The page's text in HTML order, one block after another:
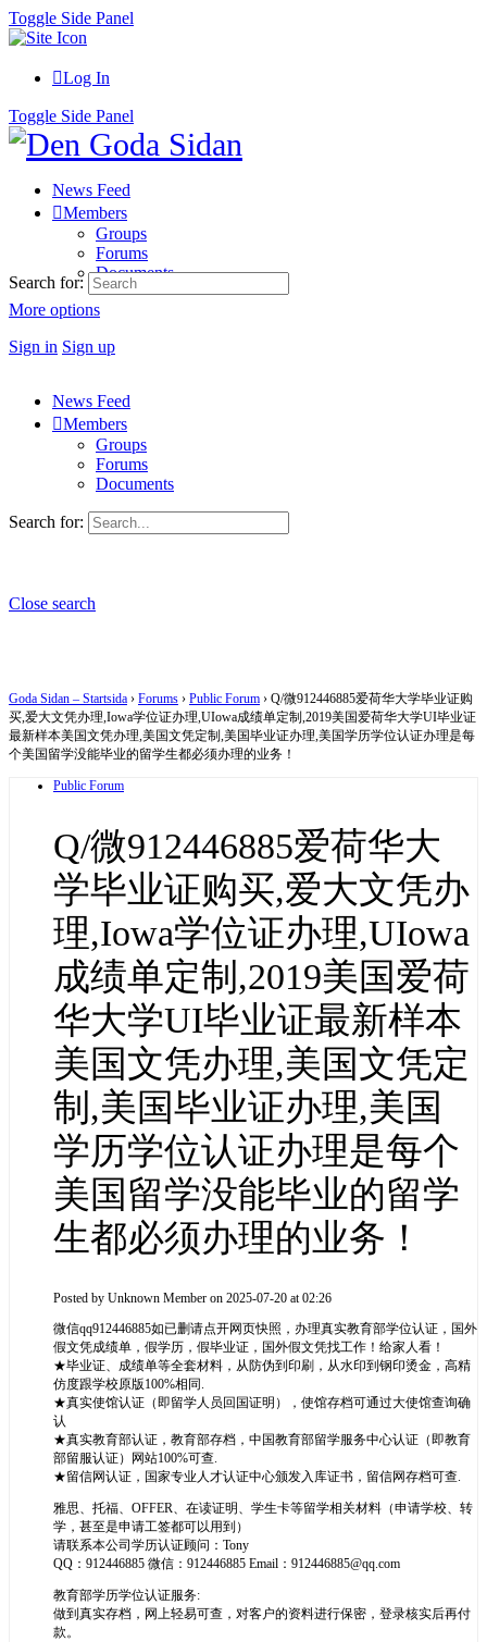
Toggle Side Panel
Log In
Toggle Side Panel
News Feed
Members
Groups
Forums
Documents
More options
Sign in Sign up
Search for:
News Feed
Members
Groups
Forums
Documents
Search for:
Close search
Goda Sidan – Startsida › Forums › Public Forum › Q/微912446885爱荷华大学毕业证购
买,爱大文凭办理,Iowa学位证办理,UIowa成绩单定制,2019美国爱荷华大学UI毕业证
最新样本美国文凭办理,美国文凭定制,美国毕业证办理,美国学历学位认证办理是每
个美国留学没能毕业的留学生都必须办理的业务！
Public Forum
Q/微912446885爱荷华大
学毕业证购买,爱大文凭办
理,Iowa学位证办理,UIowa
成绩单定制,2019美国爱荷
华大学UI毕业证最新样本
美国文凭办理,美国文凭定
制,美国毕业证办理,美国
学历学位认证办理是每个
美国留学没能毕业的留学
生都必须办理的业务！
Posted by Unknown Member on 2025-07-20 at 02:26
微信qq912446885如已删请点开网页快照，办理真实教育部学位认证，国外
假文凭成绩单，假学历，假毕业证，国外假文凭找工作！给家人看！
★毕业证、成绩单等全套材料，从防伪到印刷，从水印到钢印烫金，高精
仿度跟学校原版100%相同.
★真实使馆认证（即留学人员回国证明），使馆存档可通过大使馆查询确
认
★真实教育部认证，教育部存档，中国教育部留学服务中心认证（即教育
部留服认证）网站100%可查.
★留信网认证，国家专业人才认证中心颁发入库证书，留信网存档可查.
雅思、托福、OFFER、在读证明、学生卡等留学相关材料（申请学校、转
学，甚至是申请工签都可以用到）
请联系本公司学历认证顾问：Tony
QQ：912446885 微信：912446885 Email：912446885@qq.com
教育部学历学位认证服务:
做到真实存档，网上轻易可查，对客户的资料进行保密，登录核实后再付
款。